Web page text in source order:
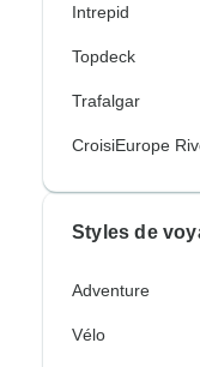
Intrepid
Topdeck
Trafalgar
CroisiEurope
Styles de
Adventure
Vélo